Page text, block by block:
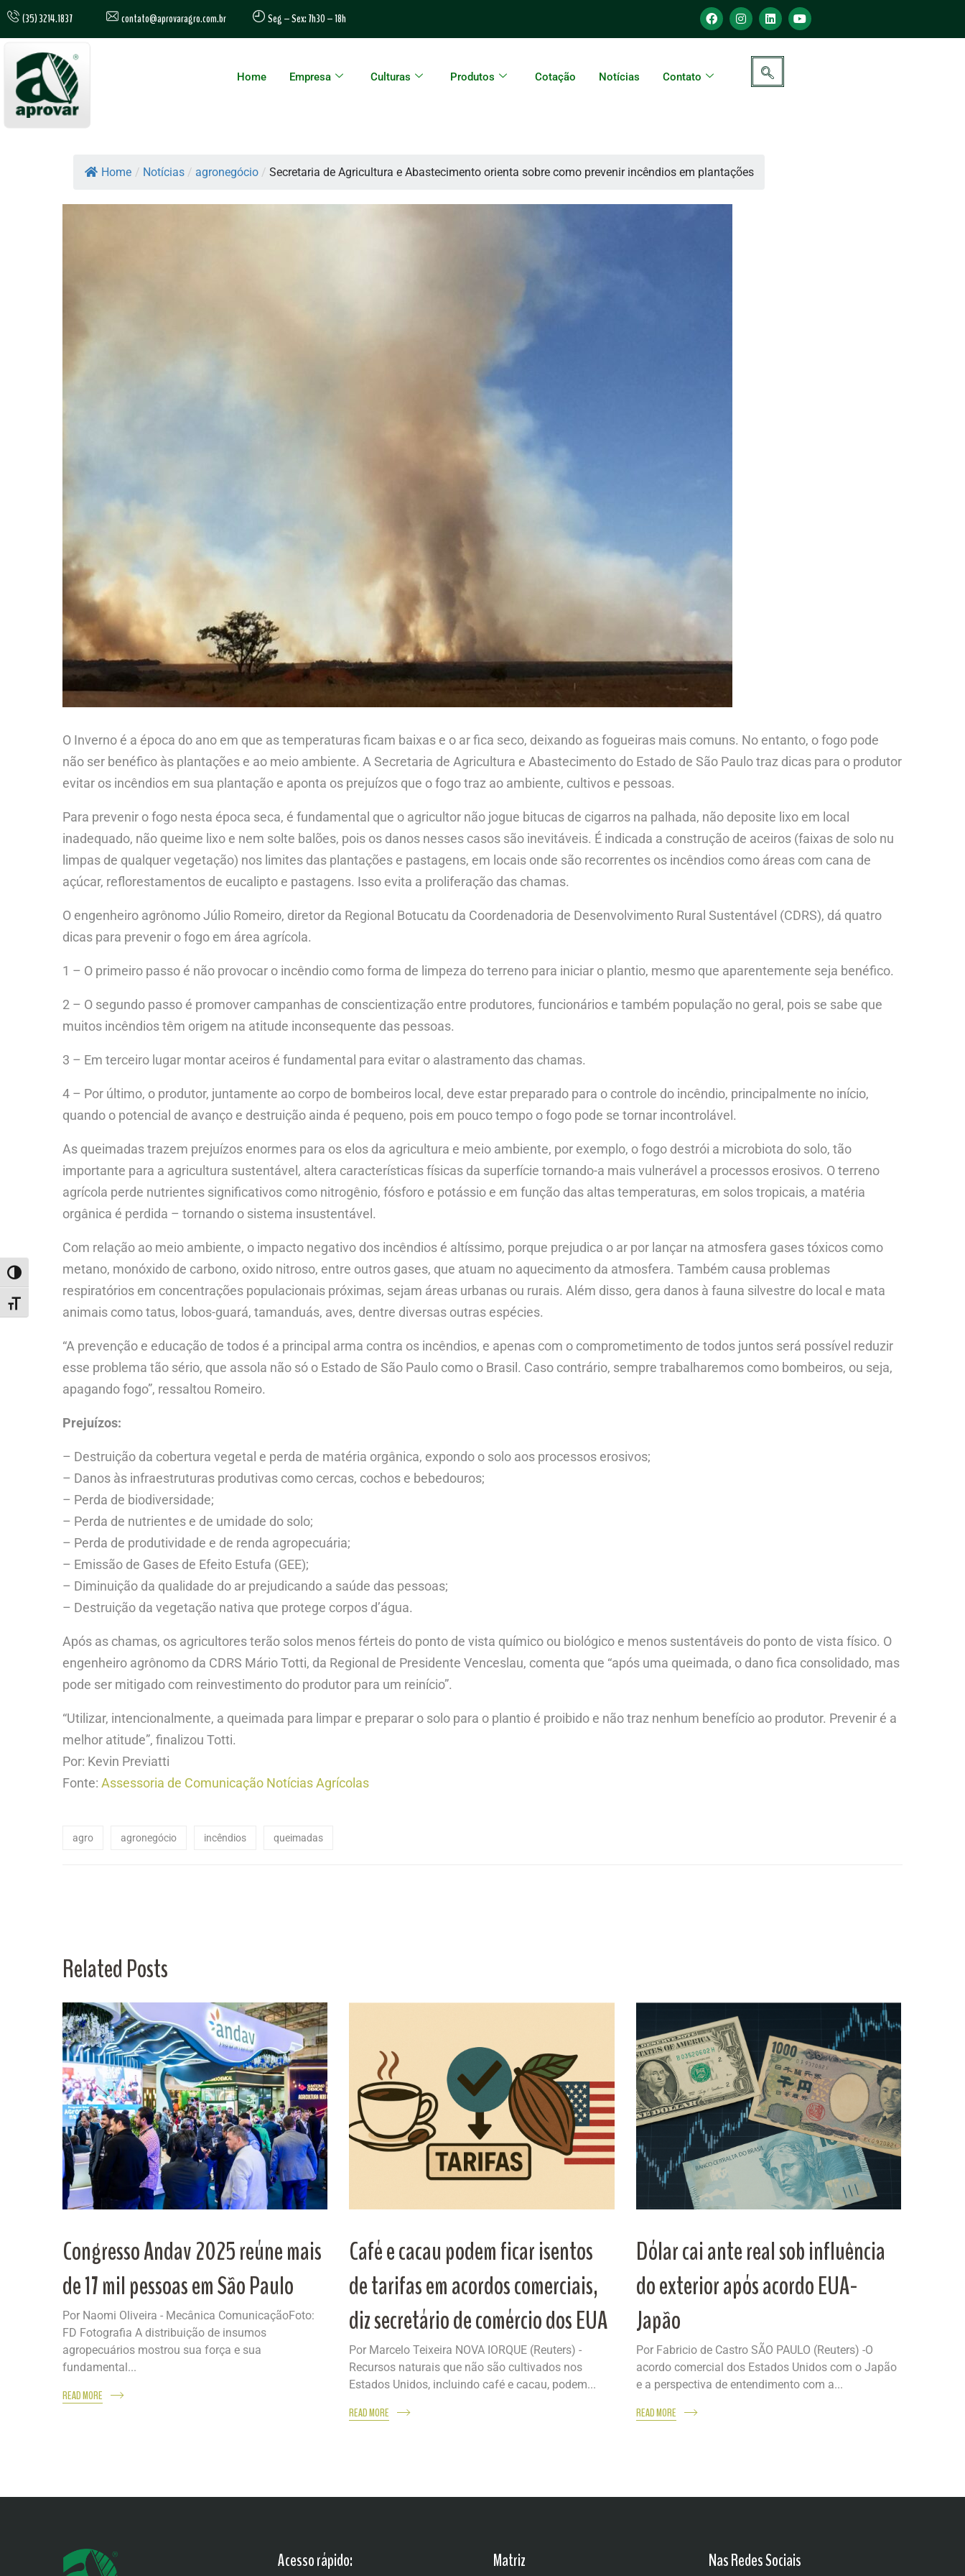
ALTERNAR ALTO CONTRASTE
ALTERNAR TAMANHO DA FONTE
(35) 3214.1837 contato@aprovaragro.com.br Seg – Sex: 7h30 – 18h
Home Empresa Culturas Produtos Cotação Notícias Contato
Home / Notícias / agronegócio / Secretaria de Agricultura e Abastecimento orienta sobre como prevenir incêndios em plantações
O Inverno é a época do ano em que as temperaturas ficam baixas e o ar fica seco, deixando as fogueiras mais comuns. No entanto, o fogo pode
não ser benéfico às plantações e ao meio ambiente. A Secretaria de Agricultura e Abastecimento do Estado de São Paulo traz dicas para o produtor
evitar os incêndios em sua plantação e aponta os prejuízos que o fogo traz ao ambiente, cultivos e pessoas.
Para prevenir o fogo nesta época seca, é fundamental que o agricultor não jogue bitucas de cigarros na palhada, não deposite lixo em local
inadequado, não queime lixo e nem solte balões, pois os danos nesses casos são inevitáveis. É indicada a construção de aceiros (faixas de solo nu
limpas de qualquer vegetação) nos limites das plantações e pastagens, em locais onde são recorrentes os incêndios como áreas com cana de
açúcar, reflorestamentos de eucalipto e pastagens. Isso evita a proliferação das chamas.
O engenheiro agrônomo Júlio Romeiro, diretor da Regional Botucatu da Coordenadoria de Desenvolvimento Rural Sustentável (CDRS), dá quatro
dicas para prevenir o fogo em área agrícola.
1 – O primeiro passo é não provocar o incêndio como forma de limpeza do terreno para iniciar o plantio, mesmo que aparentemente seja benéfico.
2 – O segundo passo é promover campanhas de conscientização entre produtores, funcionários e também população no geral, pois se sabe que
muitos incêndios têm origem na atitude inconsequente das pessoas.
3 – Em terceiro lugar montar aceiros é fundamental para evitar o alastramento das chamas.
4 – Por último, o produtor, juntamente ao corpo de bombeiros local, deve estar preparado para o controle do incêndio, principalmente no início,
quando o potencial de avanço e destruição ainda é pequeno, pois em pouco tempo o fogo pode se tornar incontrolável.
As queimadas trazem prejuízos enormes para os elos da agricultura e meio ambiente, por exemplo, o fogo destrói a microbiota do solo, tão
importante para a agricultura sustentável, altera características físicas da superfície tornando-a mais vulnerável a processos erosivos. O terreno
agrícola perde nutrientes significativos como nitrogênio, fósforo e potássio e em função das altas temperaturas, em solos tropicais, a matéria
orgânica é perdida – tornando o sistema insustentável.
Com relação ao meio ambiente, o impacto negativo dos incêndios é altíssimo, porque prejudica o ar por lançar na atmosfera gases tóxicos como
metano, monóxido de carbono, oxido nitroso, entre outros gases, que atuam no aquecimento da atmosfera. Também causa problemas
respiratórios em concentrações populacionais próximas, sejam áreas urbanas ou rurais. Além disso, gera danos à fauna silvestre do local e mata
animais como tatus, lobos-guará, tamanduás, aves, dentre diversas outras espécies.
“A prevenção e educação de todos é a principal arma contra os incêndios, e apenas com o comprometimento de todos juntos será possível reduzir
esse problema tão sério, que assola não só o Estado de São Paulo como o Brasil. Caso contrário, sempre trabalharemos como bombeiros, ou seja,
apagando fogo”, ressaltou Romeiro.
Prejuízos:
– Destruição da cobertura vegetal e perda de matéria orgânica, expondo o solo aos processos erosivos;
– Danos às infraestruturas produtivas como cercas, cochos e bebedouros;
– Perda de biodiversidade;
– Perda de nutrientes e de umidade do solo;
– Perda de produtividade e de renda agropecuária;
– Emissão de Gases de Efeito Estufa (GEE);
– Diminuição da qualidade do ar prejudicando a saúde das pessoas;
– Destruição da vegetação nativa que protege corpos d’água.
Após as chamas, os agricultores terão solos menos férteis do ponto de vista químico ou biológico e menos sustentáveis do ponto de vista físico. O
engenheiro agrônomo da CDRS Mário Totti, da Regional de Presidente Venceslau, comenta que “após uma queimada, o dano fica consolidado, mas
pode ser mitigado com reinvestimento do produtor para um reinício”.
“Utilizar, intencionalmente, a queimada para limpar e preparar o solo para o plantio é proibido e não traz nenhum benefício ao produtor. Prevenir é a
melhor atitude”, finalizou Totti.
Por: Kevin Previatti
Fonte: Assessoria de Comunicação Notícias Agrícolas
agro agronegócio incêndios queimadas
Related Posts
Congresso Andav 2025 reúne mais
de 17 mil pessoas em São Paulo
Por Naomi Oliveira - Mecânica ComunicaçãoFoto:
FD Fotografia A distribuição de insumos
agropecuários mostrou sua força e sua
fundamental...
READ MORE
Café e cacau podem ficar isentos
de tarifas em acordos comerciais,
diz secretário de comércio dos EUA
Por Marcelo Teixeira NOVA IORQUE (Reuters) -
Recursos naturais que não são cultivados nos
Estados Unidos, incluindo café e cacau, podem...
READ MORE
Dólar cai ante real sob influência
do exterior após acordo EUA-
Japão
Por Fabricio de Castro SÃO PAULO (Reuters) -O
acordo comercial dos Estados Unidos com o Japão
e a perspectiva de entendimento com a...
READ MORE
Acesso rápido: Matriz Nas Redes Sociais